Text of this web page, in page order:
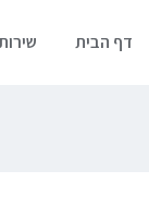
דף הבית